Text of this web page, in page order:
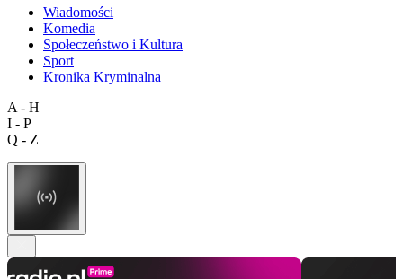
Wiadomości
Komedia
Społeczeństwo i Kultura
Sport
Kronika Kryminalna
A - H
I - P
Q - Z